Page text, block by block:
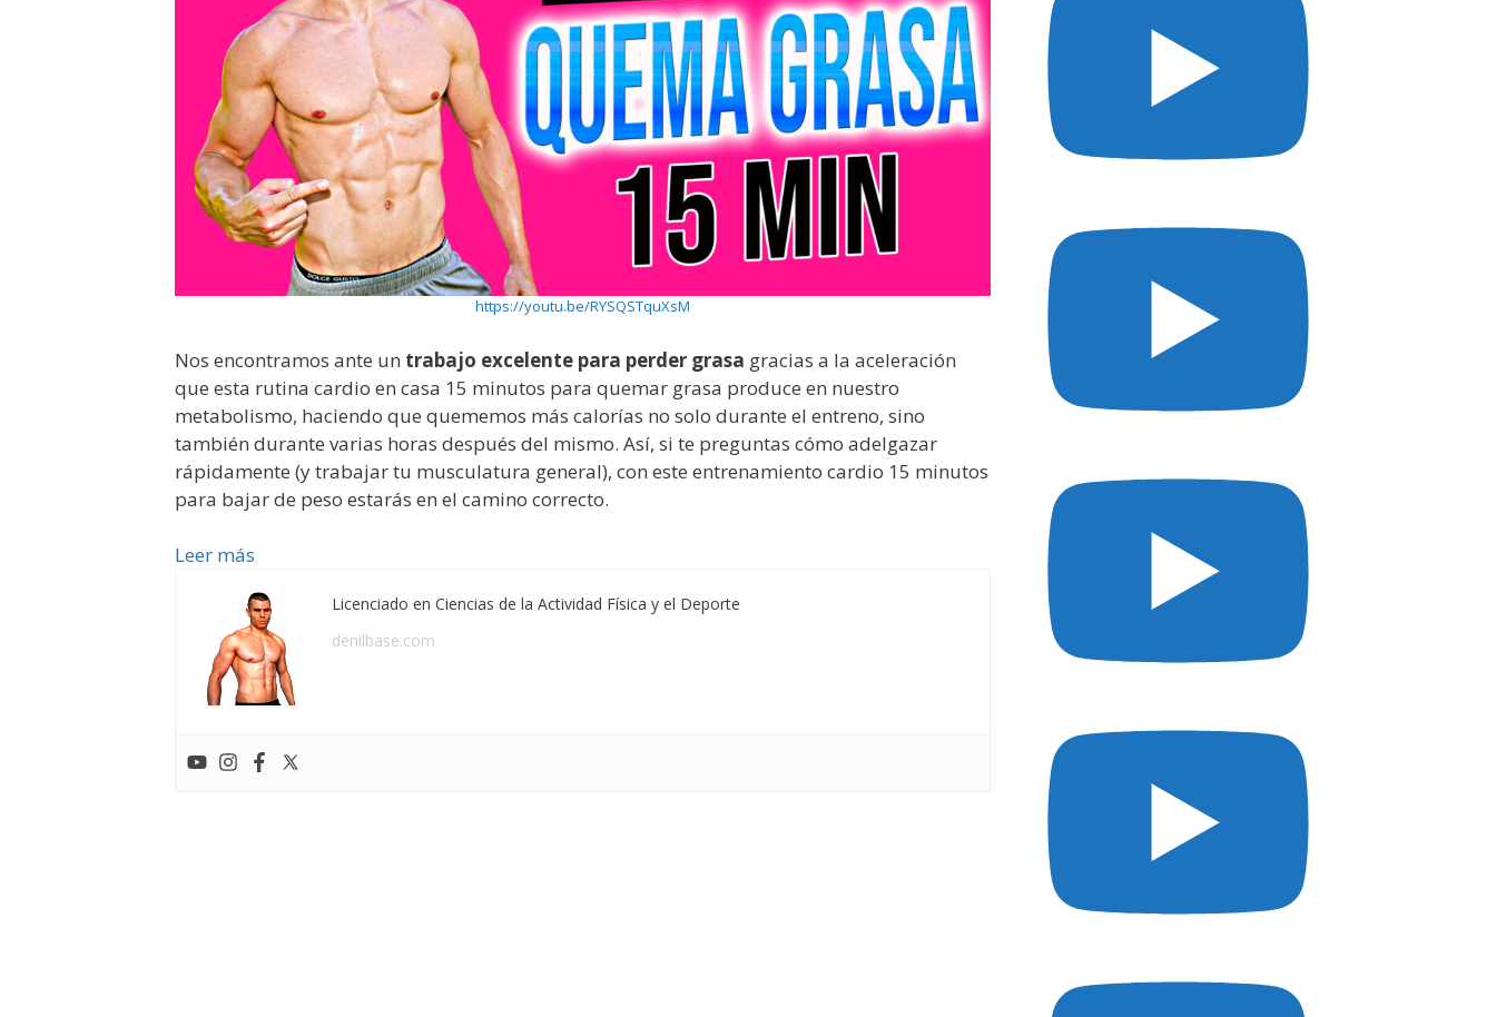
https://youtu.be/RYSQSTquXsM
Nos encontramos ante un trabajo excelente para perder grasa gracias a la aceleración
que esta rutina cardio en casa 15 minutos para quemar grasa produce en nuestro
metabolismo, haciendo que quememos más calorías no solo durante el entreno, sino
también durante varias horas después del mismo. Así, si te preguntas cómo adelgazar
rápidamente (y trabajar tu musculatura general), con este entrenamiento cardio 15 minutos
para bajar de peso estarás en el camino correcto.
Leer más
Licenciado en Ciencias de la Actividad Física y el Deporte
denilbase.com